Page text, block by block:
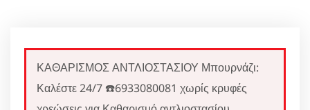
ΚΑΘΑΡΙΣΜΟΣ ΑΝΤΛΙΟΣΤΑΣΙΟΥ Μπουρνάζι:
Καλέστε 24/7 ☎️6933080081 χωρίς κρυφές